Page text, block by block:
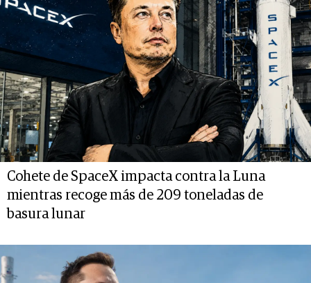
Cohete de SpaceX impacta contra la Luna
mientras recoge más de 209 toneladas de
basura lunar